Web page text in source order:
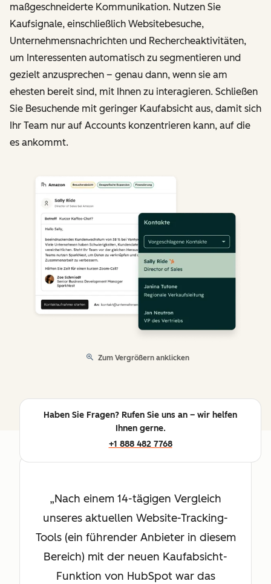
maßgeschneiderte Kommunikation. Nutzen Sie
Kaufsignale, einschließlich Websitebesuche,
Unternehmensnachrichten und Rechercheaktivitäten,
um Interessenten automatisch zu segmentieren und
gezielt anzusprechen – genau dann, wenn sie am
ehesten bereit sind, mit Ihnen zu interagieren. Schließen
Sie Besuchende mit geringer Kaufabsicht aus, damit sich
Ihr Team nur auf Accounts konzentrieren kann, auf die
es ankommt.
Zum Vergrößern anklicken
Haben Sie Fragen? Rufen Sie uns an – wir helfen
Ihnen gerne.
+1 888 482 7768
Nach einem 14-tägigen Vergleich
unseres aktuellen Website-Tracking-
Tools (ein führender Anbieter in diesem
Bereich) mit der neuen Kaufabsicht-
Funktion von HubSpot war das